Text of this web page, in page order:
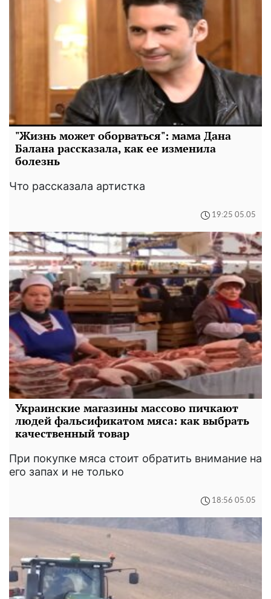
"Жизнь может оборваться": мама Дана
Балана рассказала, как ее изменила
болезнь
Что рассказала артистка
19:25 05.05
Украинские магазины массово пичкают
людей фальсификатом мяса: как выбрать
качественный товар
При покупке мяса стоит обратить внимание на
его запах и не только
18:56 05.05